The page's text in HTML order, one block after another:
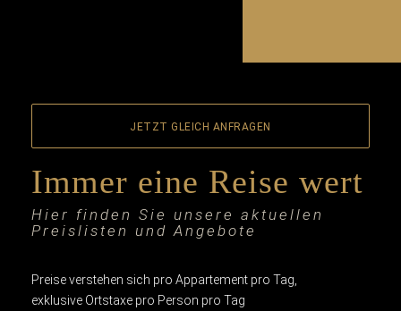
JETZT GLEICH ANFRAGEN
Immer eine Reise wert
Hier finden Sie unsere aktuellen
Preislisten und Angebote
Preise verstehen sich pro Appartement pro Tag,
exklusive Ortstaxe pro Person pro Tag